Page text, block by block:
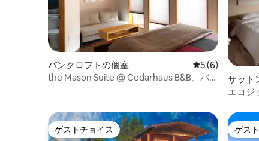
バンクロフトの個室 レビュー6件、
5 (6)
the Mason Suite @ Cedarhaus B&B、バン
サット
エコジ
ゲストチョイス
ゲストチョイス ゲス
ゲス